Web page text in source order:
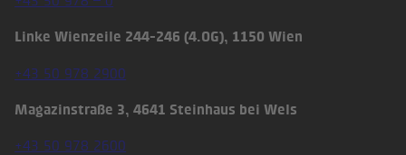
Linke Wienzeile 244-246 (4.OG), 1150 Wien
+43 50 978 2900
Magazinstraße 3, 4641 Steinhaus bei Wels
+43 50 978 2600